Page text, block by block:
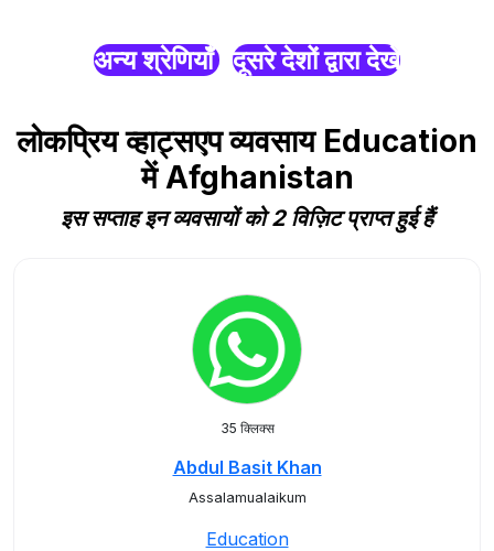
अन्य श्रेणियाँ दूसरे देशों द्वारा देखें
लोकप्रिय व्हाट्सएप व्यवसाय Education
में Afghanistan
इस सप्ताह इन व्यवसायों को 2 विज़िट प्राप्त हुई हैं
35 क्लिक्स
Abdul Basit Khan
Assalamualaikum
Education